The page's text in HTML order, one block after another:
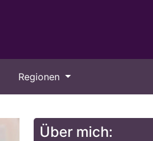
Regionen
Über mich: